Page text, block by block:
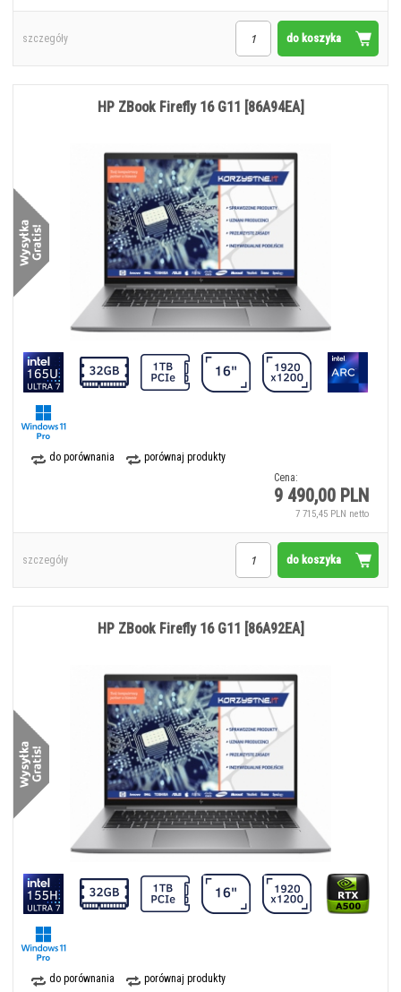
do koszyka
szczegóły
do porównania
porównaj produkty
Cena:
9 490,00 PLN
7 715,45 PLN netto
HP ZBook Firefly 16 G11 [86A94EA]
do koszyka
szczegóły
do porównania
porównaj produkty
HP ZBook Firefly 16 G11 [86A92EA]